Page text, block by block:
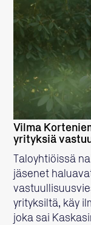
Vilma
yrityksiä
Taloyhtiöissä
jäsenet
yrityksiltä, käy
joka sai